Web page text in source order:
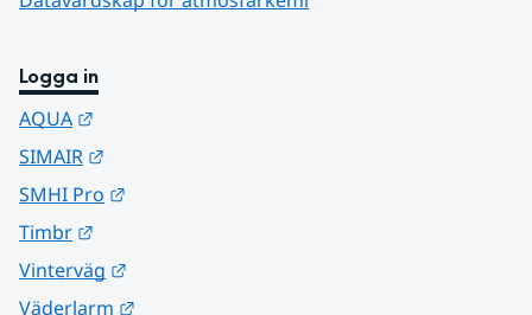
Logga in
AQUA
SIMAIR
SMHI Pro
Timbr
Vinterväg
Väderlarm